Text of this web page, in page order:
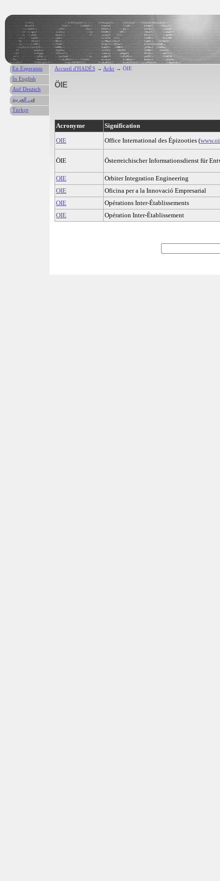
Accueil d'HADÈS → Ackr → ÖIE
ÖIE
Acronyme
Signification
OIE
Office International des Épizooties (
ÖIE Österreichischer Informationsdienst für
OIE
Orbiter Integration Engineering
OIE
Oficina per a la Innovació Empresarial
OIE
Opérations Inter-Établissements
OIE
Opération Inter-Établissement
En Esperanto
In English
Auf Deutsch
في العربية
Türkçe